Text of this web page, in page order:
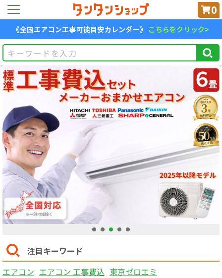
0
《全国エアコン工事可能目安カレンダー》 こちらをクリック>
1 2 3 4 5
注目キーワード
エアコン エアコン 工事費込 東京ゼロエミ